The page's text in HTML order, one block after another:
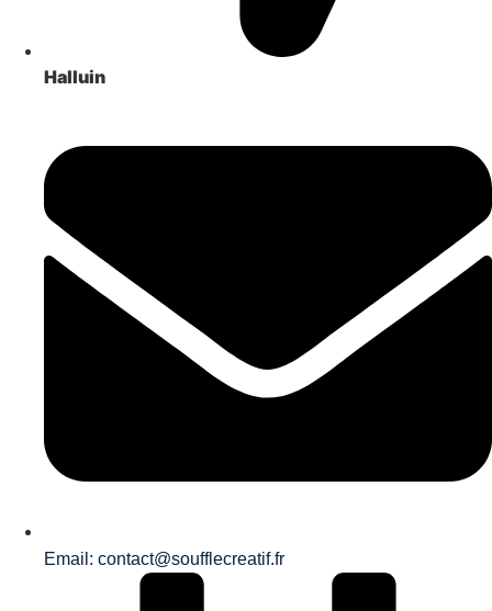
Halluin
Email: contact@soufflecreatif.fr